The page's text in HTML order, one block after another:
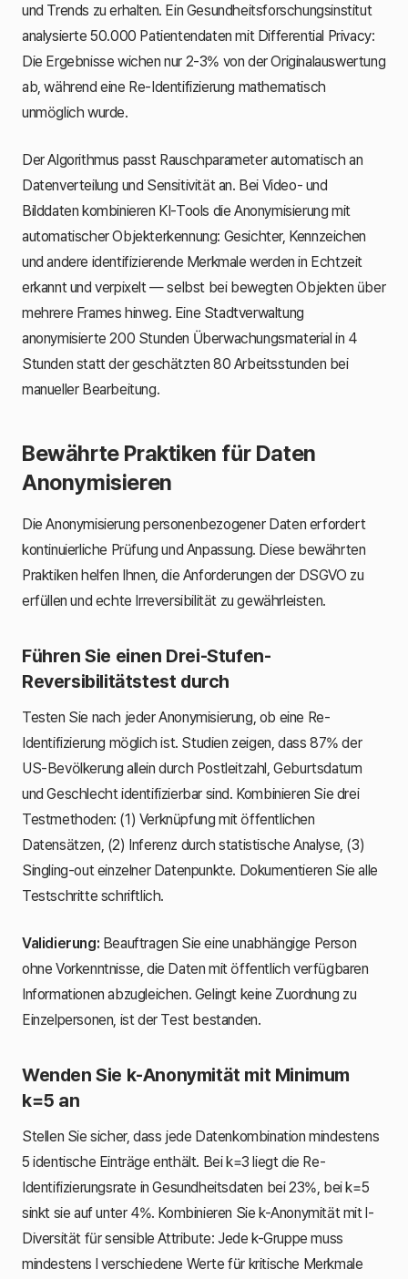
und Trends zu erhalten. Ein Gesundheitsforschungsinstitut
analysierte 50.000 Patientendaten mit Differential Privacy:
Die Ergebnisse wichen nur 2-3% von der Originalauswertung
ab, während eine Re-Identifizierung mathematisch
unmöglich wurde.
Der Algorithmus passt Rauschparameter automatisch an
Datenverteilung und Sensitivität an. Bei Video- und
Bilddaten kombinieren KI-Tools die Anonymisierung mit
automatischer Objekterkennung: Gesichter, Kennzeichen
und andere identifizierende Merkmale werden in Echtzeit
erkannt und verpixelt — selbst bei bewegten Objekten über
mehrere Frames hinweg. Eine Stadtverwaltung
anonymisierte 200 Stunden Überwachungsmaterial in 4
Stunden statt der geschätzten 80 Arbeitsstunden bei
manueller Bearbeitung.
Bewährte Praktiken für Daten
Anonymisieren
Die Anonymisierung personenbezogener Daten erfordert
kontinuierliche Prüfung und Anpassung. Diese bewährten
Praktiken helfen Ihnen, die Anforderungen der DSGVO zu
erfüllen und echte Irreversibilität zu gewährleisten.
Führen Sie einen Drei-Stufen-
Reversibilitätstest durch
Testen Sie nach jeder Anonymisierung, ob eine Re-
Identifizierung möglich ist. Studien zeigen, dass 87% der
US-Bevölkerung allein durch Postleitzahl, Geburtsdatum
und Geschlecht identifizierbar sind. Kombinieren Sie drei
Testmethoden: (1) Verknüpfung mit öffentlichen
Datensätzen, (2) Inferenz durch statistische Analyse, (3)
Singling-out einzelner Datenpunkte. Dokumentieren Sie alle
Testschritte schriftlich.
Validierung: Beauftragen Sie eine unabhängige Person
ohne Vorkenntnisse, die Daten mit öffentlich verfügbaren
Informationen abzugleichen. Gelingt keine Zuordnung zu
Einzelpersonen, ist der Test bestanden.
Wenden Sie k-Anonymität mit Minimum
k=5 an
Stellen Sie sicher, dass jede Datenkombination mindestens
5 identische Einträge enthält. Bei k=3 liegt die Re-
Identifizierungsrate in Gesundheitsdaten bei 23%, bei k=5
sinkt sie auf unter 4%. Kombinieren Sie k-Anonymität mit l-
Diversität für sensible Attribute: Jede k-Gruppe muss
mindestens l verschiedene Werte für kritische Merkmale